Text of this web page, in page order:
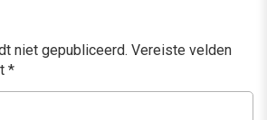
niet gepubliceerd. Vereiste velden
*